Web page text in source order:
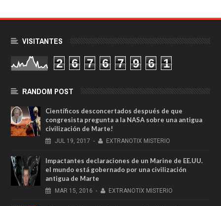
VISITANTES
2 6 7 6 7 9 6 1
RANDOM POST
Científicos desconcertados después de que
congresista pregunta a la NASA sobre una antigua
civilización de Marte!
JUL 19, 2017 - EXTRANOTIX MISTERIO
Impactantes declaraciones de un Marine de EE.UU.
el mundo está gobernado por una civilización
antigua de Marte
MAR 15, 2016 - EXTRANOTIX MISTERIO